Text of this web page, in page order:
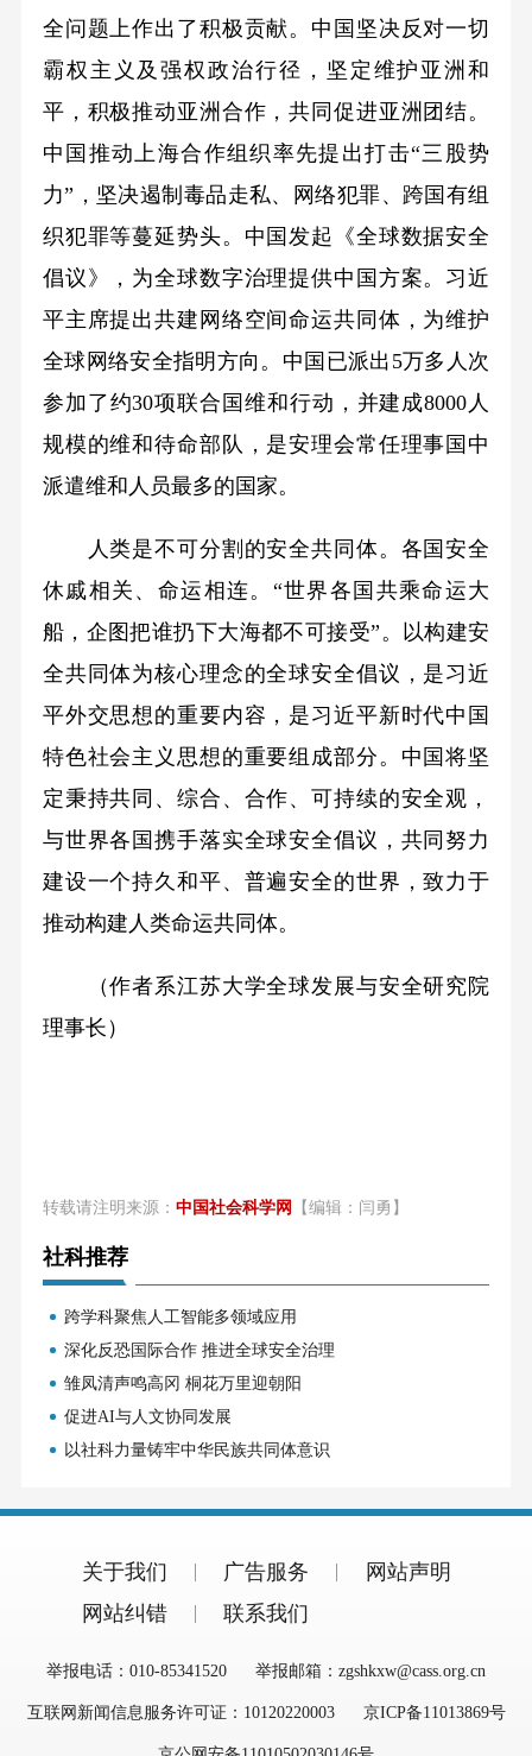
全问题上作出了积极贡献。中国坚决反对一切
霸权主义及强权政治行径，坚定维护亚洲和
平，积极推动亚洲合作，共同促进亚洲团结。
中国推动上海合作组织率先提出打击“三股势
力”，坚决遏制毒品走私、网络犯罪、跨国有组
织犯罪等蔓延势头。中国发起《全球数据安全
倡议》，为全球数字治理提供中国方案。习近
平主席提出共建网络空间命运共同体，为维护
全球网络安全指明方向。中国已派出5万多人次
参加了约30项联合国维和行动，并建成8000人
规模的维和待命部队，是安理会常任理事国中
派遣维和人员最多的国家。
人类是不可分割的安全共同体。各国安全
休戚相关、命运相连。“世界各国共乘命运大
船，企图把谁扔下大海都不可接受”。以构建安
全共同体为核心理念的全球安全倡议，是习近
平外交思想的重要内容，是习近平新时代中国
特色社会主义思想的重要组成部分。中国将坚
定秉持共同、综合、合作、可持续的安全观，
与世界各国携手落实全球安全倡议，共同努力
建设一个持久和平、普遍安全的世界，致力于
推动构建人类命运共同体。
（作者系江苏大学全球发展与安全研究院
理事长）
转载请注明来源： 中国社会科学网 【编辑：闫勇】
社科推荐
跨学科聚焦人工智能多领域应用
深化反恐国际合作 推进全球安全治理
雏凤清声鸣高冈 桐花万里迎朝阳
促进AI与人文协同发展
以社科力量铸牢中华民族共同体意识
关于我们 广告服务
网站声明
网站纠错
联系我们
举报电话：010-85341520 举报邮箱：zgshkxw@cass.org.cn
互联网新闻信息服务许可证：10120220003 京ICP备11013869号